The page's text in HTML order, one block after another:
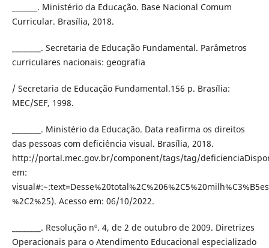
_______. Ministério da Educação. Base Nacional Comum
Curricular. Brasília, 2018.
________. Secretaria de Educação Fundamental. Parâmetros
curriculares nacionais: geografia
/ Secretaria de Educação Fundamental.156 p. Brasília:
MEC/SEF, 1998.
________. Ministério da Educação. Data reafirma os direitos
das pessoas com deficiência visual. Brasília, 2018.
http://portal.mec.gov.br/component/tags/tag/
em:
%2C2%25). Acesso em: 06/10/2022.
________. Resolução nº. 4, de 2 de outubro de 2009. Diretrizes
Operacionais para o Atendimento Educacional especializado